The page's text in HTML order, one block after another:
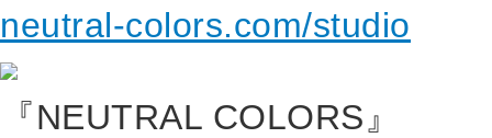
neutral-colors.com/studio
『NEUTRAL COLORS』